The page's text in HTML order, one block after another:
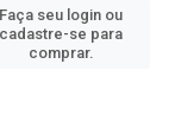
Faça seu login ou
cadastre-se para
comprar.